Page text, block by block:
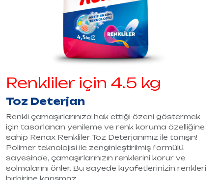
Renkliler için 4.5 kg
Toz Deterjan
Renkli çamaşırlarınıza hak ettiği özeni göstermek
için tasarlanan yenileme ve renk koruma özelliğine
sahip Renax Renkliler Toz Deterjanımız ile tanışın!
Polimer teknolojisi ile zenginleştirilmiş formülü
sayesinde, çamaşırlarınızın renklerini korur ve
solmalarını önler. Bu sayede kıyafetlerinizin renkleri